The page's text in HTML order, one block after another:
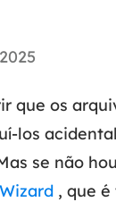
perdida
do Outlook
que os
los
se não
, que